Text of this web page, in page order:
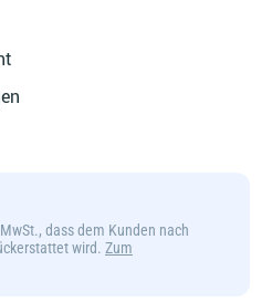
dass dem Kunden nach
wird. Zum